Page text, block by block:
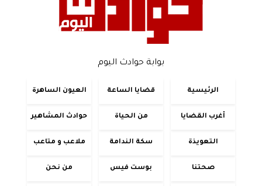
بوابة حوادث اليوم
الرئيسية قضايا الساعة العيون الساهرة
أغرب القضايا من الحياة حوادث المشاهير
التعويذة سكة الندامة ملاعب و متاعب
صحتنا بوست فيس من نحن